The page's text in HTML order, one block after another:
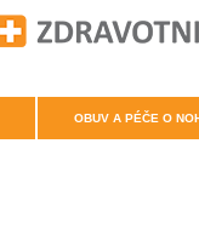
OBUV A PÉČE O